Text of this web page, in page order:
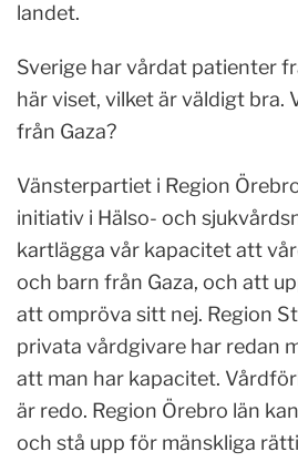
landet.
Sverige har vårdat patienter
här viset, vilket är väldigt bra.
från Gaza?
Vänsterpartiet i Region
initiativ i Hälso- och
kartlägga vår kapacitet att
och barn från Gaza, och att
att ompröva sitt nej. Region
privata vårdgivare har redan
att man har kapacitet.
är redo. Region Örebro län
och stå upp för mänskliga